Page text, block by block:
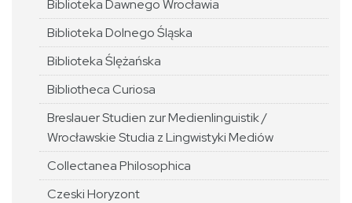
Biblioteka Dawnego Wrocławia
Biblioteka Dolnego Śląska
Biblioteka Ślężańska
Bibliotheca Curiosa
Breslauer Studien zur Medienlinguistik /
Wrocławskie Studia z Lingwistyki Mediów
Collectanea Philosophica
Czeski Horyzont